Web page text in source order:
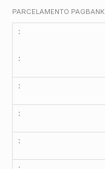
PARCELAMENTO PAGBANK